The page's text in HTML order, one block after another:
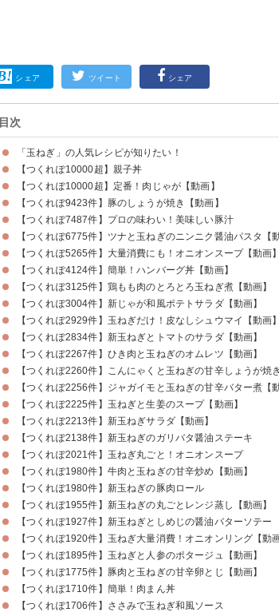
シェア ツイート シェア
目次
「玉ねぎ」の人気レシピが知りたい！
【つくれぽ10000超】親子丼
【つくれぽ10000超】定番！肉じゃが【動画】
【つくれぽ9423件】豚のしょうが焼き【動画】
【つくれぽ7487件】プロの味わい！美味しい豚汁
【つくれぽ6775件】ツナと玉ねぎのニンニク醤油パスタ【動
【つくれぽ5265件】大量消費にも！オニオンスープ【動画】
【つくれぽ4124件】簡単！ハンバーグ丼【動画】
【つくれぽ3125件】鶏もも肉のとろとろ玉ねぎ煮【動画】
【つくれぽ3004件】新じゃが和風ポテトサラダ【動画】
【つくれぽ2929件】玉ねぎだけ！皮なしシュウマイ【動画】
【つくれぽ2834件】新玉ねぎとトマトのサラダ【動画】
【つくれぽ2267件】ひき肉と玉ねぎのオムレツ【動画】
【つくれぽ2260件】こんにゃくと玉ねぎの甘辛しょうが焼
【つくれぽ2256件】ジャガイモと玉ねぎの甘辛バター煮【動
【つくれぽ2225件】玉ねぎと生姜のスープ【動画】
【つくれぽ2213件】新玉ねぎサラダ【動画】
【つくれぽ2138件】新玉ねぎのガリバタ醤油ステーキ
【つくれぽ2021件】玉ねぎ丸ごと！オニオンスープ
【つくれぽ1980件】牛肉と玉ねぎの甘辛炒め【動画】
【つくれぽ1980件】新玉ねぎの豚肉ロール
【つくれぽ1955件】新玉ねぎの丸ごとレンジ蒸し【動画】
【つくれぽ1927件】新玉ねぎとしめじの醤油バターソテー
【つくれぽ1920件】玉ねぎ大量消費！オニオンリング【動画
【つくれぽ1895件】玉ねぎと人参のポタージュ【動画】
【つくれぽ1775件】豚肉と玉ねぎの甘辛卵とじ【動画】
【つくれぽ1710件】簡単！肉まん丼
【つくれぽ1706件】ささみで玉ねぎ和風ソース